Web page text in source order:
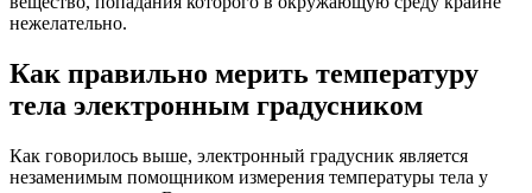
нежелательно.
Как правильно мерить температуру
тела электронным градусником
Как говорилось выше, электронный градусник является
незаменимым помощником измерения температуры тела у